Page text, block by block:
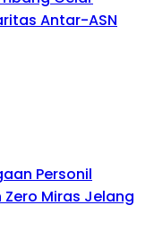
Antar-ASN
Personil
Miras Jelang